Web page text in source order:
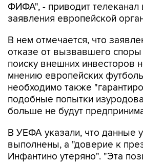
В нем отмечается, что
поиску внешних инвесторов
мнению европейских
необходимо также
подобные попытки
больше не будут
В УЕФА указали, что данные
Инфантино утеряно". "Эта
сохраняется", - отметили в